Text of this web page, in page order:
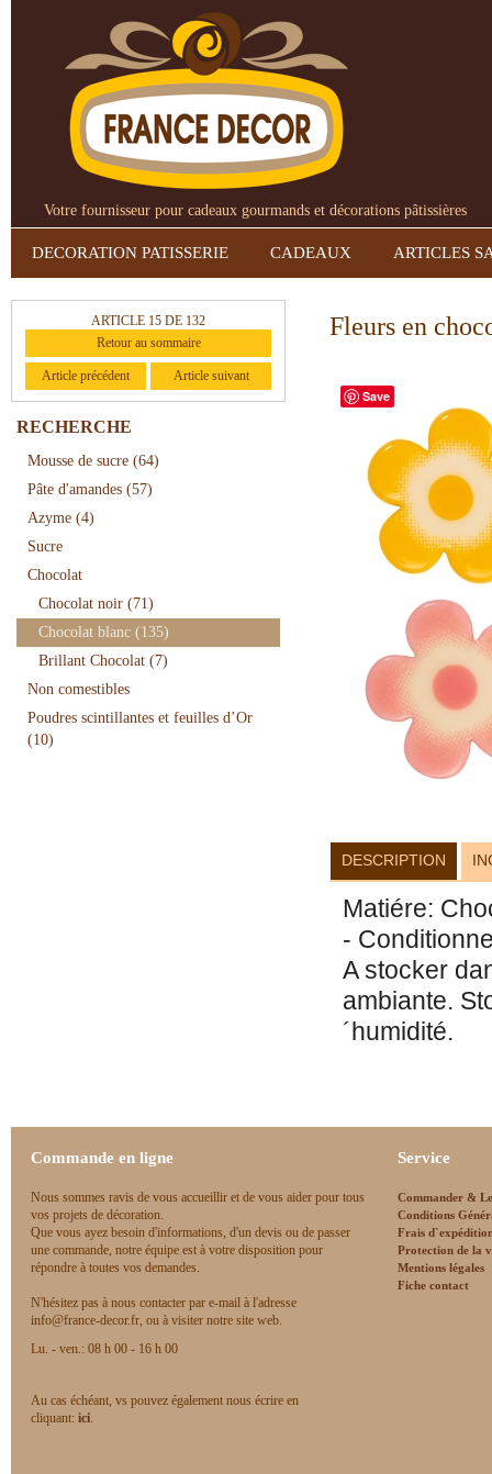
Votre fournisseur pour cadeaux gourmands et décorations pâtissières
DECORATION PATISSERIE CADEAUX ARTICLES
ARTICLE 15 DE 132
Retour au sommaire
Article précédent Article suivant
RECHERCHE
Mousse de sucre (64)
Pâte d'amandes (57)
Azyme (4)
Sucre
Chocolat
Chocolat noir (71)
Chocolat blanc (135)
Brillant Chocolat (7)
Non comestibles
Poudres scintillantes et feuilles d’Or
(10)
Fleurs en
DESCRIPTION
Matiére:
-
A stocker
ambiante.
´humidité.
Commande en ligne
Nous sommes ravis de vous accueillir et de vous aider pour tous
vos projets de décoration.
Que vous ayez besoin d'informations, d'un devis ou de passer
une commande, notre équipe est à votre disposition pour
répondre à toutes vos demandes.
N'hésitez pas à nous contacter par e-mail à l'adresse
info@france-decor.fr, ou à visiter notre site web.
Lu. - ven.: 08 h 00 - 16 h 00
Au cas échéant, vs pouvez également nous écrire en
cliquant: ici.
Service
Commander &
Conditions
Frais
Protection de la
Mentions légales
Fiche contact
Save